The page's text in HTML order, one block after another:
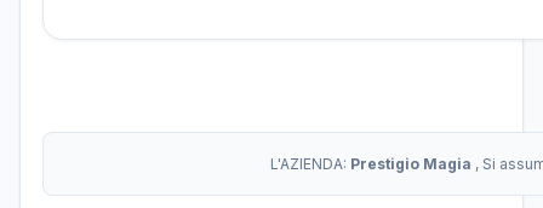
L'AZIENDA: Prestigio Magia , Si